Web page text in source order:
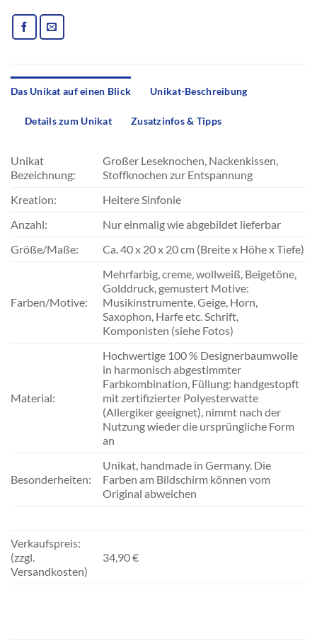
Das Unikat auf einen Blick Unikat-Beschreibung
Details zum Unikat Zusatzinfos & Tipps
Unikat
Bezeichnung:
Großer Leseknochen, Nackenkissen,
Stoffknochen zur Entspannung
Kreation:
Heitere Sinfonie
Anzahl:
Nur einmalig wie abgebildet lieferbar
Größe/Maße:
Ca. 40 x 20 x 20 cm (Breite x Höhe x Tiefe)
Farben/Motive:
Mehrfarbig, creme, wollweiß, Beigetöne,
Golddruck, gemustert Motive:
Musikinstrumente, Geige, Horn,
Saxophon, Harfe etc. Schrift,
Komponisten (siehe Fotos)
Material:
Hochwertige 100 % Designerbaumwolle
in harmonisch abgestimmter
Farbkombination, Füllung: handgestopft
mit zertifizierter Polyesterwatte
(Allergiker geeignet), nimmt nach der
Nutzung wieder die ursprüngliche Form
an
Besonderheiten:
Unikat, handmade in Germany. Die
Farben am Bildschirm können vom
Original abweichen
Verkaufspreis:
(zzgl.
Versandkosten)
34,90 €